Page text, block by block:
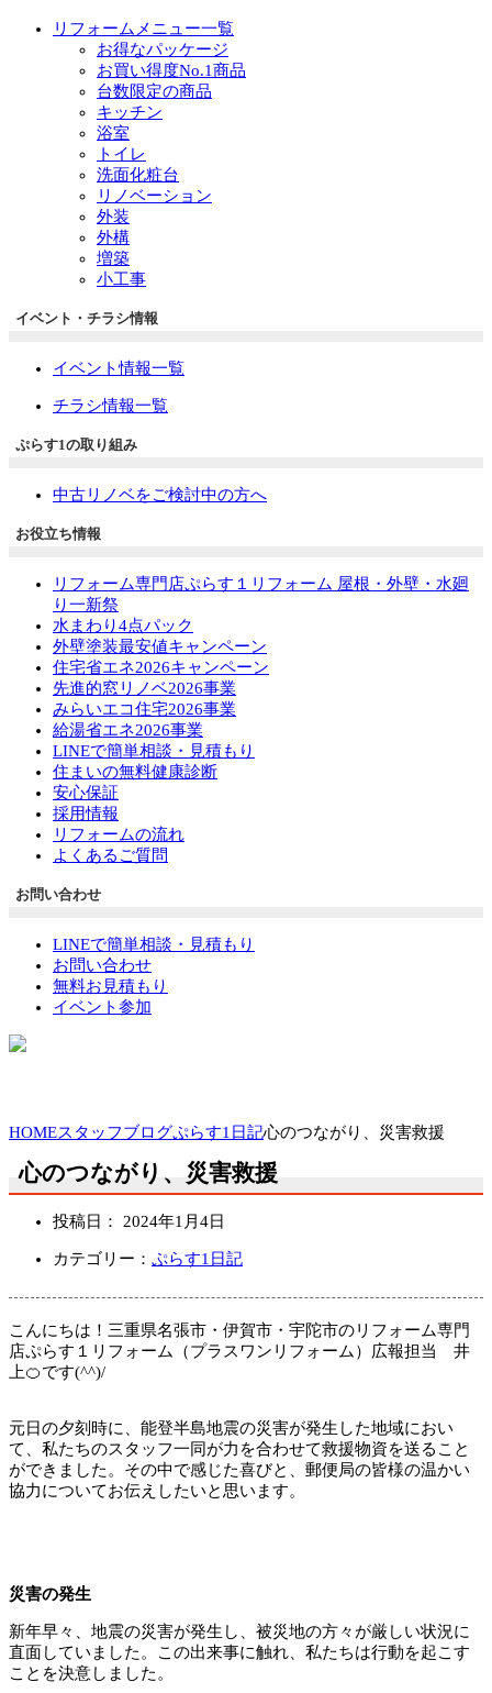
リフォームメニュー一覧
お得なパッケージ
お買い得度No.1商品
台数限定の商品
キッチン
浴室
トイレ
洗面化粧台
リノベーション
外装
外構
増築
小工事
イベント・チラシ情報
イベント情報一覧
チラシ情報一覧
ぷらす1の取り組み
中古リノベをご検討中の方へ
お役立ち情報
リフォーム専門店ぷらす１リフォーム 屋根・外壁・水廻
り一新祭
水まわり4点パック
外壁塗装最安値キャンペーン
住宅省エネ2026キャンペーン
先進的窓リノベ2026事業
みらいエコ住宅2026事業
給湯省エネ2026事業
LINEで簡単相談・見積もり
住まいの無料健康診断
安心保証
採用情報
リフォームの流れ
よくあるご質問
お問い合わせ
LINEで簡単相談・見積もり
お問い合わせ
無料お見積もり
イベント参加
HOMEスタッフブログぷらす1日記心のつながり、災害救援
心のつながり、災害救援
投稿日： 2024年1月4日
カテゴリー： ぷらす1日記
こんにちは！三重県名張市・伊賀市・宇陀市のリフォーム専門
店ぷらす１リフォーム（プラスワンリフォーム）広報担当 井
上🍊です(^^)/
元日の夕刻時に、能登半島地震の災害が発生した地域におい
て、私たちのスタッフ一同が力を合わせて救援物資を送ること
ができました。その中で感じた喜びと、郵便局の皆様の温かい
協力についてお伝えしたいと思います。
災害の発生
新年早々、地震の災害が発生し、被災地の方々が厳しい状況に
直面していました。この出来事に触れ、私たちは行動を起こす
ことを決意しました。